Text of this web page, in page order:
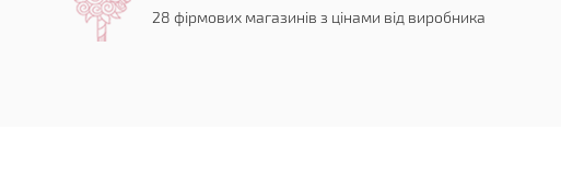
28 фірмових магазинів з цінами від виробника